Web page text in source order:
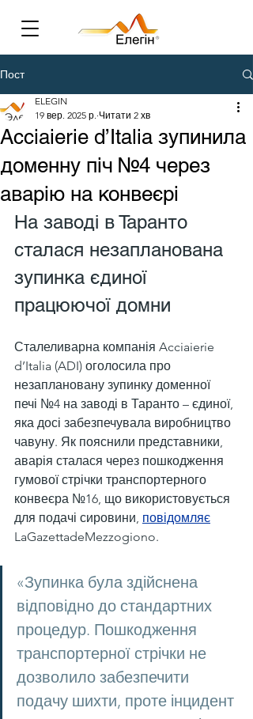
Пост
Acciaierie d’Italia зупинила
доменну піч №4 через
аварію на конвеєрі
ELEGIN
19 вер. 2025 р. Читати 2 хв
На заводі в Таранто
сталася незапланована
зупинка єдиної
працюючої домни
Сталеливарна компанія Acciaierie
d’Italia (ADI) оголосила про
незаплановану зупинку доменної
печі №4 на заводі в Таранто – єдиної,
яка досі забезпечувала виробництво
чавуну. Як пояснили представники,
аварія сталася через пошкодження
гумової стрічки транспортерного
конвеєра №16, що використовується
для подачі сировини, повідомляє
LaGazettadeMezzogiono.
«Зупинка була здійснена
відповідно до стандартних
процедур. Пошкодження
транспортерної стрічки не
дозволило забезпечити
подачу шихти, проте інцидент